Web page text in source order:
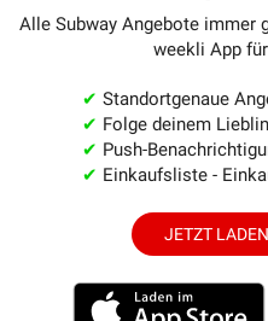
Alle Subway Angebote
weekli App
✔ Standortgenaue
✔ Folge deinem
✔ Push-
✔ Einkaufsliste -
JETZT